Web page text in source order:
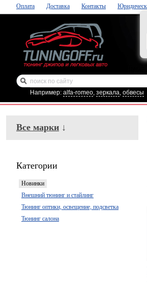
Оплата Доставка Контакты
Например: alfa-romeo, зеркала, обвесы
Все марки ↓
Категории
Новинки
Внешний тюнинг и стайлинг
Тюнинг оптики, освещение, подсветка
Тюнинг салона